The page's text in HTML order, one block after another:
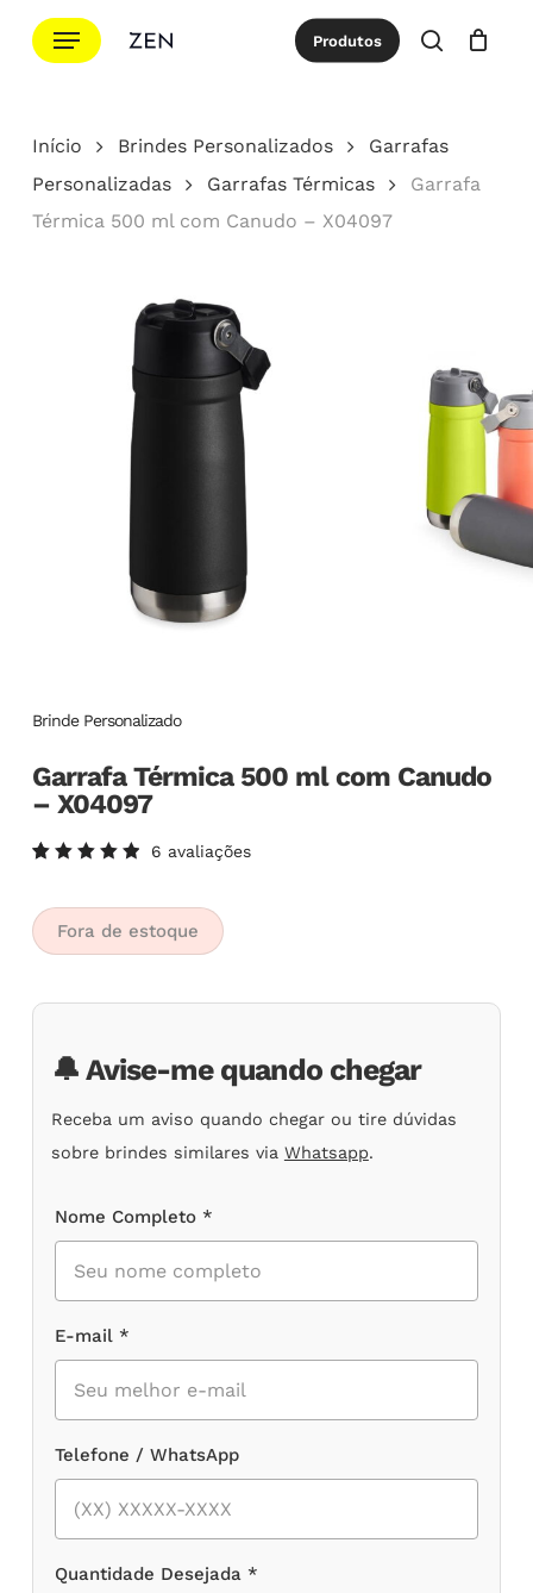
para
principal
Menu Produtos
procurar
Cotação Close
Início Brindes Personalizados
Garrafas
Personalizadas
Garrafas Térmicas
Garrafa
Térmica 500 ml com Canudo – X04097
Brinde Personalizado
Garrafa Térmica 500 ml com Canudo
– X04097
5.00de
5, com
baseado
em
clientes
6 avaliações
Fora de estoque
🔔 Avise-me quando chegar
Receba um aviso quando chegar ou tire dúvidas
sobre brindes similares via Whatsapp.
Nome Completo *
E-mail *
Telefone / WhatsApp
Quantidade Desejada *